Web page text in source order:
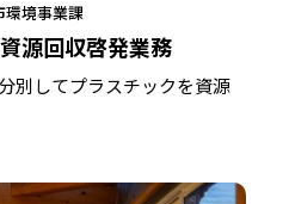
源回収啓発業務
環境事業課
別してプラスチックを資源